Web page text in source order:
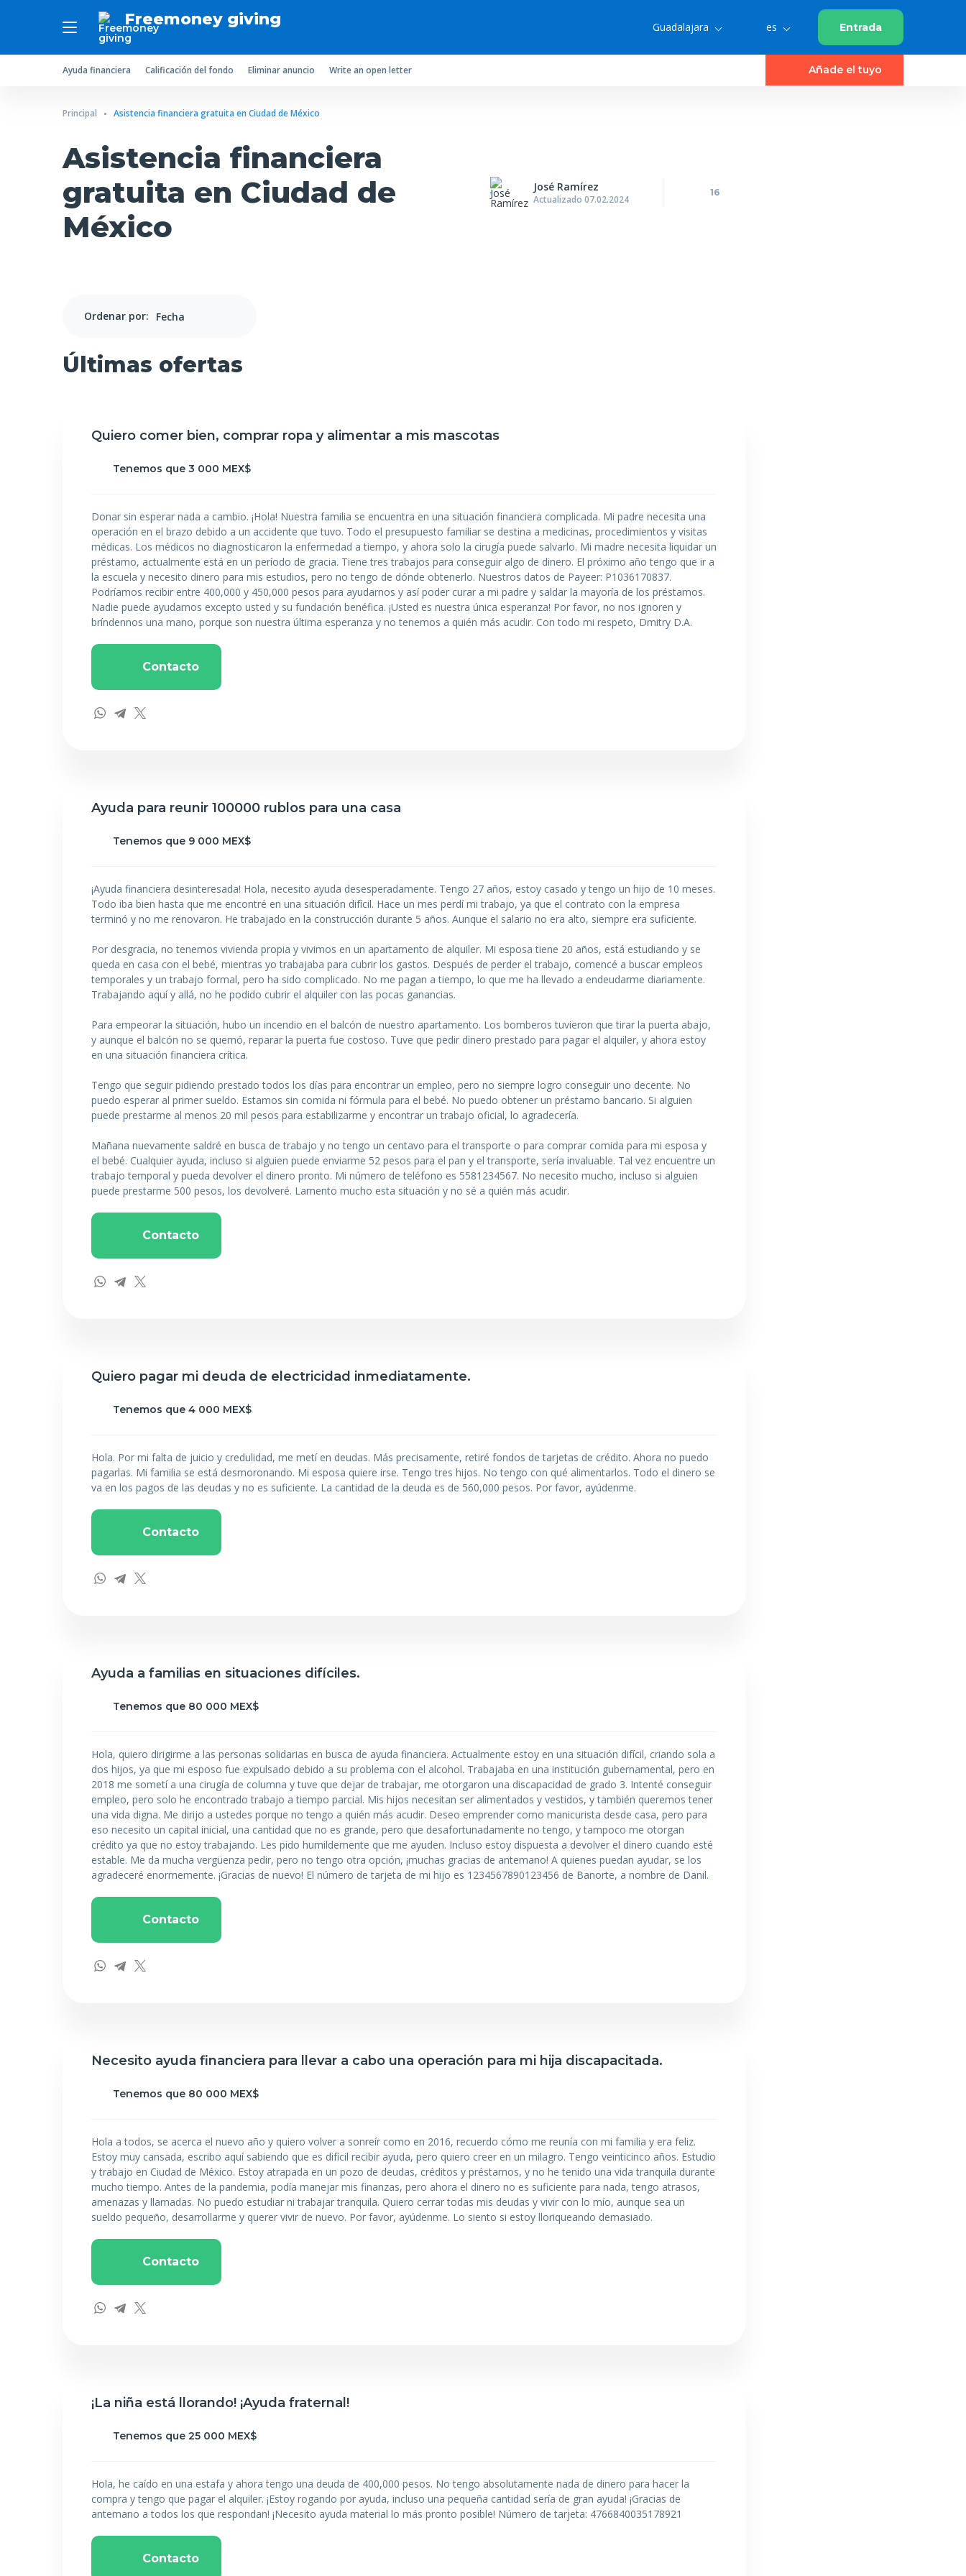
Freemoney giving Guadalajara es Entrada
Ayuda financiera Calificación del fondo Eliminar anuncio Write an open letter Añade el tuyo
Principal Asistencia financiera gratuita en Ciudad de México
Asistencia financiera
gratuita en Ciudad de
México
José Ramírez
Actualizado 07.02.2024
16
Ordenar por:
Últimas ofertas
Quiero comer bien, comprar ropa y alimentar a mis mascotas
Tenemos que 3 000 MEX$
Donar sin esperar nada a cambio. ¡Hola! Nuestra familia se encuentra en una situación financiera complicada. Mi padre necesita una
operación en el brazo debido a un accidente que tuvo. Todo el presupuesto familiar se destina a medicinas, procedimientos y visitas
médicas. Los médicos no diagnosticaron la enfermedad a tiempo, y ahora solo la cirugía puede salvarlo. Mi madre necesita liquidar un
préstamo, actualmente está en un período de gracia. Tiene tres trabajos para conseguir algo de dinero. El próximo año tengo que ir a
la escuela y necesito dinero para mis estudios, pero no tengo de dónde obtenerlo. Nuestros datos de Payeer: P1036170837.
Podríamos recibir entre 400,000 y 450,000 pesos para ayudarnos y así poder curar a mi padre y saldar la mayoría de los préstamos.
Nadie puede ayudarnos excepto usted y su fundación benéfica. ¡Usted es nuestra única esperanza! Por favor, no nos ignoren y
bríndennos una mano, porque son nuestra última esperanza y no tenemos a quién más acudir. Con todo mi respeto, Dmitry D.A.
Contacto
Ayuda para reunir 100000 rublos para una casa
Tenemos que 9 000 MEX$
¡Ayuda financiera desinteresada! Hola, necesito ayuda desesperadamente. Tengo 27 años, estoy casado y tengo un hijo de 10 meses.
Todo iba bien hasta que me encontré en una situación difícil. Hace un mes perdí mi trabajo, ya que el contrato con la empresa
terminó y no me renovaron. He trabajado en la construcción durante 5 años. Aunque el salario no era alto, siempre era suficiente.
Por desgracia, no tenemos vivienda propia y vivimos en un apartamento de alquiler. Mi esposa tiene 20 años, está estudiando y se
queda en casa con el bebé, mientras yo trabajaba para cubrir los gastos. Después de perder el trabajo, comencé a buscar empleos
temporales y un trabajo formal, pero ha sido complicado. No me pagan a tiempo, lo que me ha llevado a endeudarme diariamente.
Trabajando aquí y allá, no he podido cubrir el alquiler con las pocas ganancias.
Para empeorar la situación, hubo un incendio en el balcón de nuestro apartamento. Los bomberos tuvieron que tirar la puerta abajo,
y aunque el balcón no se quemó, reparar la puerta fue costoso. Tuve que pedir dinero prestado para pagar el alquiler, y ahora estoy
en una situación financiera crítica.
Tengo que seguir pidiendo prestado todos los días para encontrar un empleo, pero no siempre logro conseguir uno decente. No
puedo esperar al primer sueldo. Estamos sin comida ni fórmula para el bebé. No puedo obtener un préstamo bancario. Si alguien
puede prestarme al menos 20 mil pesos para estabilizarme y encontrar un trabajo oficial, lo agradecería.
Mañana nuevamente saldré en busca de trabajo y no tengo un centavo para el transporte o para comprar comida para mi esposa y
el bebé. Cualquier ayuda, incluso si alguien puede enviarme 52 pesos para el pan y el transporte, sería invaluable. Tal vez encuentre un
trabajo temporal y pueda devolver el dinero pronto. Mi número de teléfono es 5581234567. No necesito mucho, incluso si alguien
puede prestarme 500 pesos, los devolveré. Lamento mucho esta situación y no sé a quién más acudir.
Contacto
Quiero pagar mi deuda de electricidad inmediatamente.
Tenemos que 4 000 MEX$
Hola. Por mi falta de juicio y credulidad, me metí en deudas. Más precisamente, retiré fondos de tarjetas de crédito. Ahora no puedo
pagarlas. Mi familia se está desmoronando. Mi esposa quiere irse. Tengo tres hijos. No tengo con qué alimentarlos. Todo el dinero se
va en los pagos de las deudas y no es suficiente. La cantidad de la deuda es de 560,000 pesos. Por favor, ayúdenme.
Contacto
Ayuda a familias en situaciones difíciles.
Tenemos que 80 000 MEX$
Hola, quiero dirigirme a las personas solidarias en busca de ayuda financiera. Actualmente estoy en una situación difícil, criando sola a
dos hijos, ya que mi esposo fue expulsado debido a su problema con el alcohol. Trabajaba en una institución gubernamental, pero en
2018 me sometí a una cirugía de columna y tuve que dejar de trabajar, me otorgaron una discapacidad de grado 3. Intenté conseguir
empleo, pero solo he encontrado trabajo a tiempo parcial. Mis hijos necesitan ser alimentados y vestidos, y también queremos tener
una vida digna. Me dirijo a ustedes porque no tengo a quién más acudir. Deseo emprender como manicurista desde casa, pero para
eso necesito un capital inicial, una cantidad que no es grande, pero que desafortunadamente no tengo, y tampoco me otorgan
crédito ya que no estoy trabajando. Les pido humildemente que me ayuden. Incluso estoy dispuesta a devolver el dinero cuando esté
estable. Me da mucha vergüenza pedir, pero no tengo otra opción, ¡muchas gracias de antemano! A quienes puedan ayudar, se los
agradeceré enormemente. ¡Gracias de nuevo! El número de tarjeta de mi hijo es 1234567890123456 de Banorte, a nombre de Danil.
Contacto
Necesito ayuda financiera para llevar a cabo una operación para mi hija discapacitada.
Tenemos que 80 000 MEX$
Hola a todos, se acerca el nuevo año y quiero volver a sonreír como en 2016, recuerdo cómo me reunía con mi familia y era feliz.
Estoy muy cansada, escribo aquí sabiendo que es difícil recibir ayuda, pero quiero creer en un milagro. Tengo veinticinco años. Estudio
y trabajo en Ciudad de México. Estoy atrapada en un pozo de deudas, créditos y préstamos, y no he tenido una vida tranquila durante
mucho tiempo. Antes de la pandemia, podía manejar mis finanzas, pero ahora el dinero no es suficiente para nada, tengo atrasos,
amenazas y llamadas. No puedo estudiar ni trabajar tranquila. Quiero cerrar todas mis deudas y vivir con lo mío, aunque sea un
sueldo pequeño, desarrollarme y querer vivir de nuevo. Por favor, ayúdenme. Lo siento si estoy lloriqueando demasiado.
Contacto
¡La niña está llorando! ¡Ayuda fraternal!
Tenemos que 25 000 MEX$
Hola, he caído en una estafa y ahora tengo una deuda de 400,000 pesos. No tengo absolutamente nada de dinero para hacer la
compra y tengo que pagar el alquiler. ¡Estoy rogando por ayuda, incluso una pequeña cantidad sería de gran ayuda! ¡Gracias de
antemano a todos los que respondan! ¡Necesito ayuda material lo más pronto posible! Número de tarjeta: 4766840035178921
Contacto